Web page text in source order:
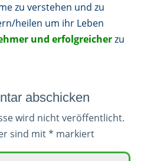
zu verstehen und zu
heilen um ihr Leben
und erfolgreicherzu
abschicken
wird nicht veröffentlicht.
sind mit* markiert